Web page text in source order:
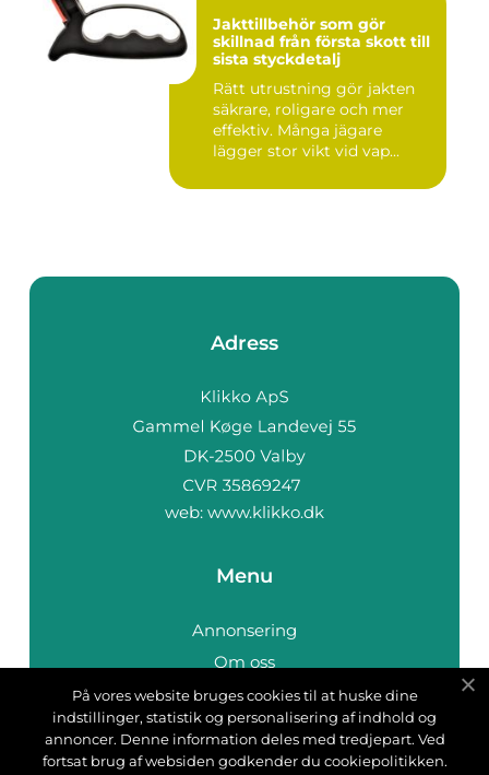
Jakttillbehör som gör
skillnad från första skott till
sista styckdetalj
Rätt utrustning gör jakten
säkrare, roligare och mer
effektiv. Många jägare
lägger stor vikt vid vap...
Adress
web: www.klikko.dk
Menu
Annonsering
Om oss
Cookies
Kontakta oss
Sitemap
På vores website bruges cookies til at huske dine
indstillinger, statistik og personalisering af indhold og
annoncer. Denne information deles med tredjepart. Ved
fortsat brug af websiden godkender du cookiepolitikken.